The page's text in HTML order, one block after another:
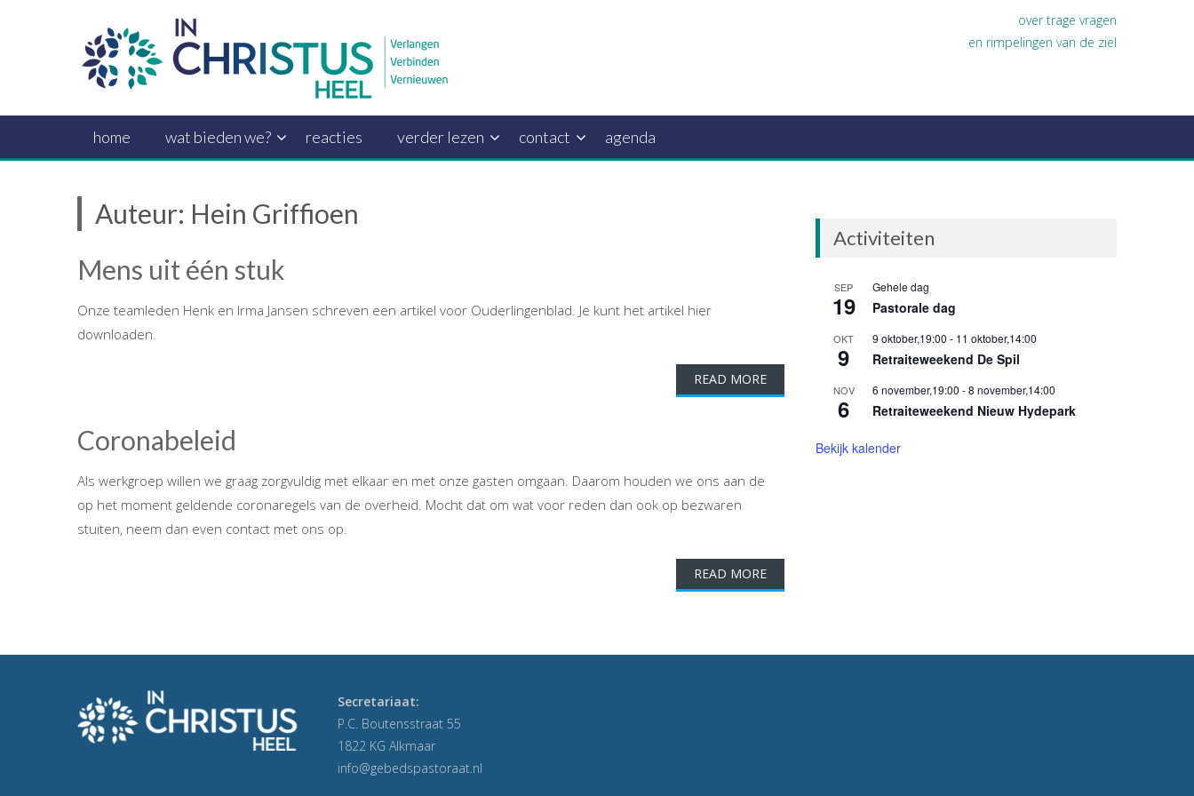
over trage vragen
en rimpelingen van de ziel
home wat bieden we? reacties verder lezen contact agenda
Auteur: Hein Griffioen
Mens uit één stuk
Onze teamleden Henk en Irma Jansen schreven een artikel voor Ouderlingenblad. Je kunt het artikel hier
downloaden.
READ MORE
Coronabeleid
Als werkgroep willen we graag zorgvuldig met elkaar en met onze gasten omgaan. Daarom houden we ons aan de
op het moment geldende coronaregels van de overheid. Mocht dat om wat voor reden dan ook op bezwaren
stuiten, neem dan even contact met ons op.
READ MORE
Activiteiten
SEP
19
Gehele dag
Pastorale dag
OKT
9
9 oktober,19:00 - 11 oktober,14:00
Retraiteweekend De Spil
NOV
6
6 november,19:00 -8 november,14:00
Retraiteweekend Nieuw Hydepark
Bekijk kalender
Secretariaat:
P.C. Boutensstraat 55
1822 KG Alkmaar
info@gebedspastoraat.nl